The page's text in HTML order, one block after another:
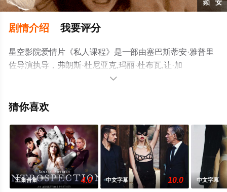
剧情介绍 我要评分
星空影院爱情片《私人课程》是一部由塞巴斯蒂安·雅普里
佐导演执导，弗朗斯·杜尼亚克,玛丽·杜布瓦,让·加
旺,Olivier,Jallageas,Pascale,Roberts,贝尔纳·维尔莱等演员
机免费观看高清未删减完整版电影大全就上星空电影网，
了解。

猜你喜欢
五集合集 4.0 中文字幕 10.0 中文字幕